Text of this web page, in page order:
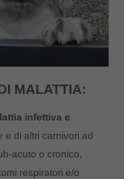
MALATTIA:
infettiva e
e di altri carnivori ad
acuto o cronico,
respiratori e/o